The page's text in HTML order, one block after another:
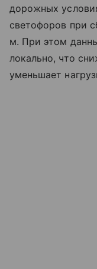
дорожных
светофоров при
м. При этом
локально, что
уменьшает